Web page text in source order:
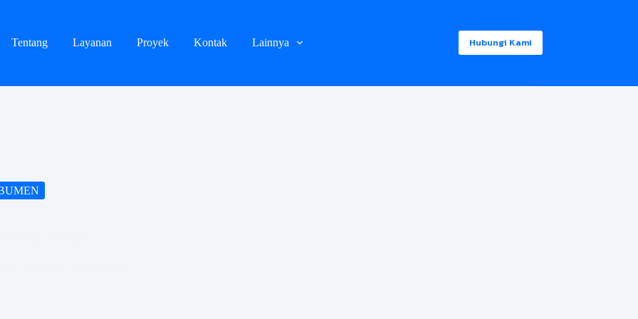
Tentang Layanan Proyek Kontak Lainnya Hubungi Kami